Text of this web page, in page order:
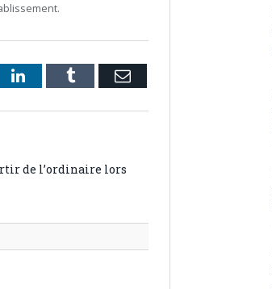
LinkedInTumblr Email
de l’ordinaire lors